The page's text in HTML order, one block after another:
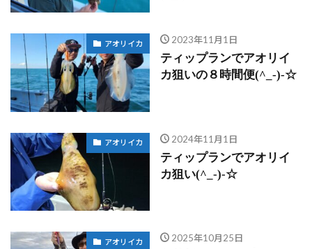
アオリイカ 2023年11月1日
ティップランでアオリイ
カ狙いの８時間便(^_-)-☆
アオリイカ 2024年11月1日
ティップランでアオリイ
カ狙い(^_-)-☆
アオリイカ 2025年10月25日